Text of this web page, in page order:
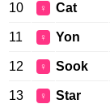
10 ♀ Cat
11 ♀ Yon
12 ♀ Sook
13 ♀ Star